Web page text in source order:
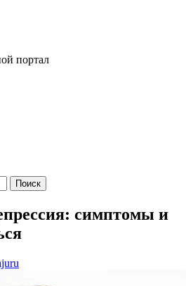
портал
симптомы и